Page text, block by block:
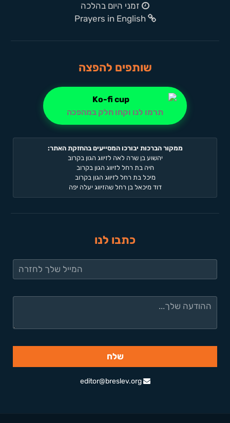
זמני היום בהלכה
Prayers in English
שותפים להפצה
תרמו לנו וקחו חלק במהפכה
ממקור הברכות יבורכו המסייעים בהחזקת האתר:
יהשוע בן שרה לאה לזיווג הגון בקרוב
חיה בת רחל לזיווג הגון בקרוב
מיכל בת רחל לזיווג הגון בקרוב
דוד מיכאל בן רחל שהזיווג יעלה יפה
כתבו לנו
editor@breslev.org